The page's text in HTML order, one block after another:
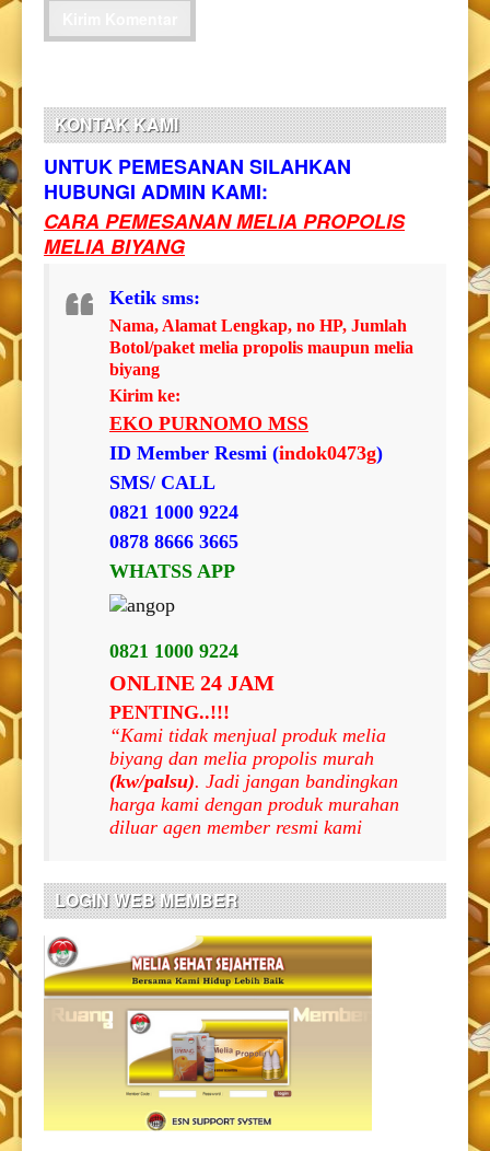
KONTAK KAMI
UNTUK PEMESANAN SILAHKAN
HUBUNGI ADMIN KAMI:
CARA PEMESANAN MELIA PROPOLIS
MELIA BIYANG
Ketik sms:
Nama, Alamat Lengkap, no HP, Jumlah
Botol/paket melia propolis maupun melia
biyang
Kirim ke:
EKO PURNOMO MSS
ID Member Resmi (indok0473g)
SMS/ CALL
0821 1000 9224
0878 8666 3665
WHATSS APP
0821 1000 9224
ONLINE 24 JAM
PENTING..!!!
“Kami tidak menjual produk melia
biyang dan melia propolis murah
(kw/palsu). Jadi jangan bandingkan
harga kami dengan produk murahan
diluar agen member resmi kami
LOGIN WEB MEMBER